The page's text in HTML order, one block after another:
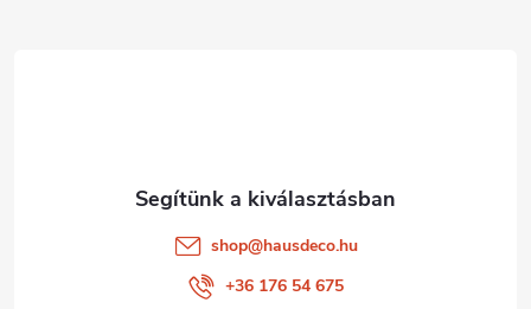
shop@hausdeco.hu
+36 176 54 675